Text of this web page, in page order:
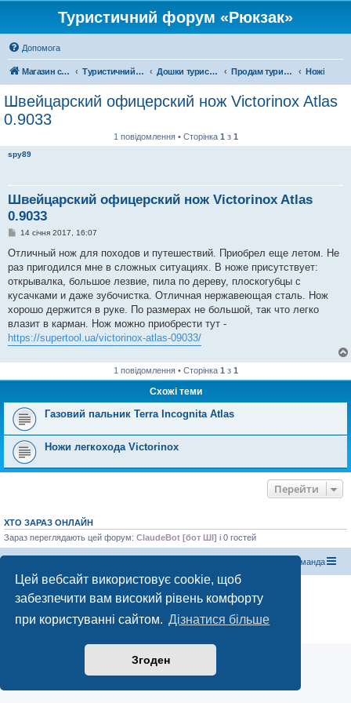
Цей вебсайт використовує cookie, щоб
забезпечити вам високий рівень комфорту
при користуванні сайтом. Дізнатися більше
Згоден
Туристичний форум «Рюкзак»
Допомога
Магазин спорядження Туристичний форум «Рюкзак» Дошки туристичних оголошень Продам туристичне спорядження Ножі
Швейцарский офицерский нож Victorinox Atlas
0.9033
1 повідомлення • Сторінка 1 з 1
spy89
Швейцарский офицерский нож Victorinox Atlas
0.9033
П
в
д
о
л
е
н
н
я
14 січня 2017, 16:07
Отличный нож для походов и путешествий. Приобрел еще летом. Не
раз пригодился мне в сложных ситуациях. В ноже присутствует:
открывалка, большое лезвие, пила по дереву, плоскогубцы с
кусачками и даже зубочистка. Отличная нержавеющая сталь. Нож
хорошо держится в руке. По размерах не большой, так что легко
влазит в карман. Нож можно приобрести тут -
https://supertool.ua/victorinox-atlas-09033/
1 повідомлення • Сторінка 1 з 1
Схожі теми
Газовий пальник Terra Incognita Atlas
Ножи легкохода Victorinox
Перейти
ХТО ЗАРАЗ ОНЛАЙН
Зараз переглядають цей форум: ClaudeBot [бот ШІ] і 0 гостей
Команда
Конфіденційність |Умови